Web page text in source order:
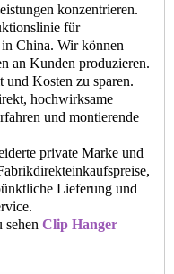
konzentrieren.
für
China. Wir können
an Kunden produzieren.
Kosten zu sparen.
hochwirksame
und montierende
private Marke und
Lieferung und
sehen Clip Hanger